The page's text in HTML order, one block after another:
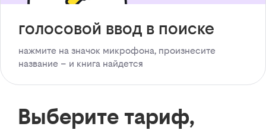
голосовой ввод в поиске
нажмите на значок микрофона, произнесите
название – и книга найдется
Выберите тариф,